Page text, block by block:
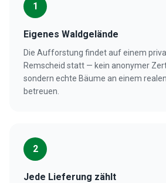
1
Eigenes Waldgelände
Die Aufforstung findet auf einem
Remscheid statt — kein anonymer
sondern echte Bäume an einem
betreuen.
2
Jede Lieferung zählt